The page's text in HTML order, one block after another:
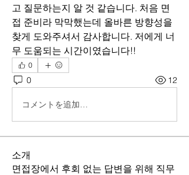
고 질문하는지 알 것 같습니다. 처음 면
접 준비라 막막했는데 올바른 방향성을
찾게 도와주셔서 감사합니다. 저에게 너
무 도움되는 시간이였습니다!!
0
0 12
コメントを追加…
소개
면접장에서 후회 없는 답변을 위해 직무